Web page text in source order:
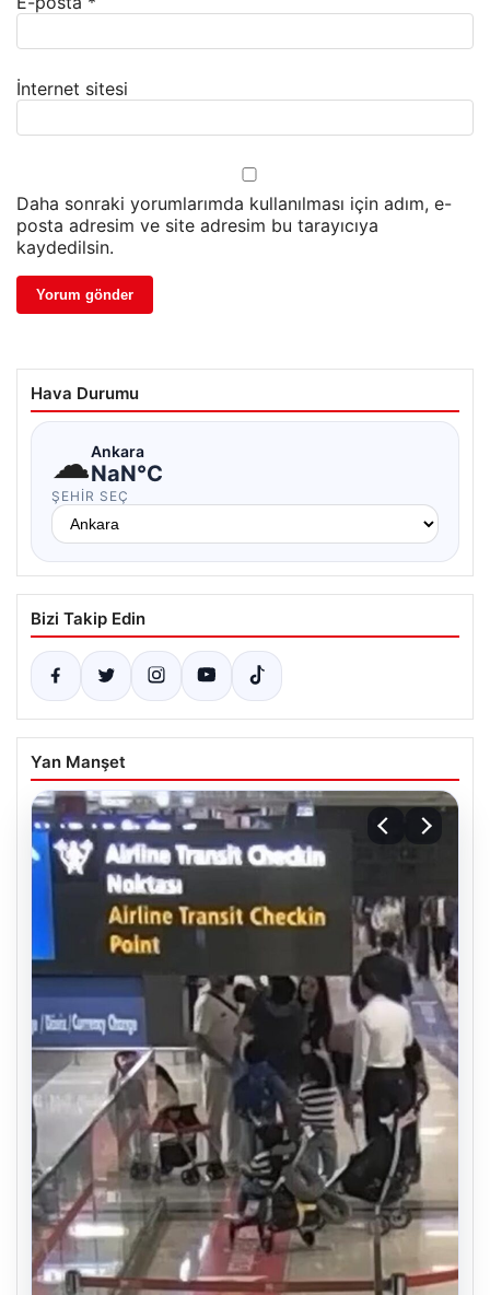
İnternet sitesi
Daha sonraki yorumlarımda kullanılması için adım, e-
posta adresim ve site adresim bu tarayıcıya
kaydedilsin.
Hava Durumu
☁Ankara
NaN°C
ŞEHIR SEÇ
Bizi Takip Edin
Yan Manşet